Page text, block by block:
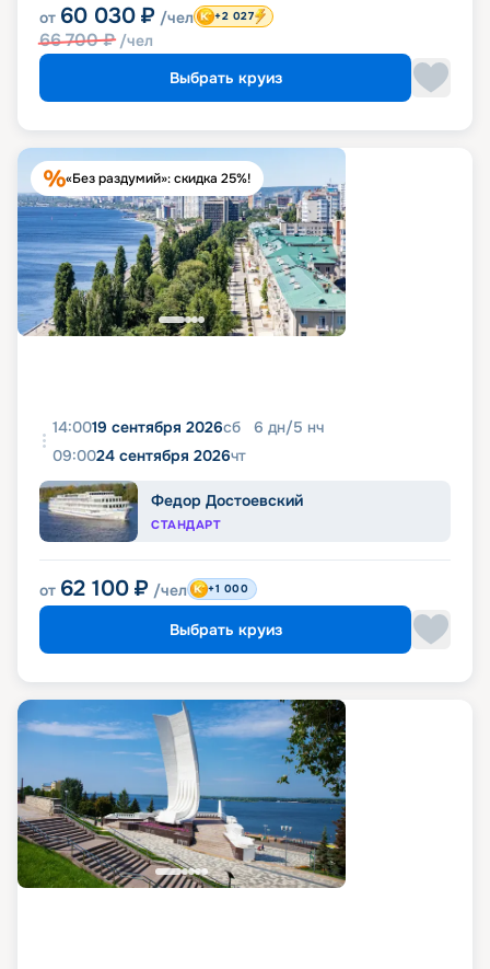
от 60 030 ₽ /чел
66 700₽ /чел
+2 027
Выбрать круиз
«Без раздумий»: скидка 25%!
14:0019 сентября 2026сб 6 дн/5 нч
09:0024 сентября 2026чт
Федор Достоевский
СТАНДАРТ
от 62 100 ₽ /чел +1 000
Выбрать круиз